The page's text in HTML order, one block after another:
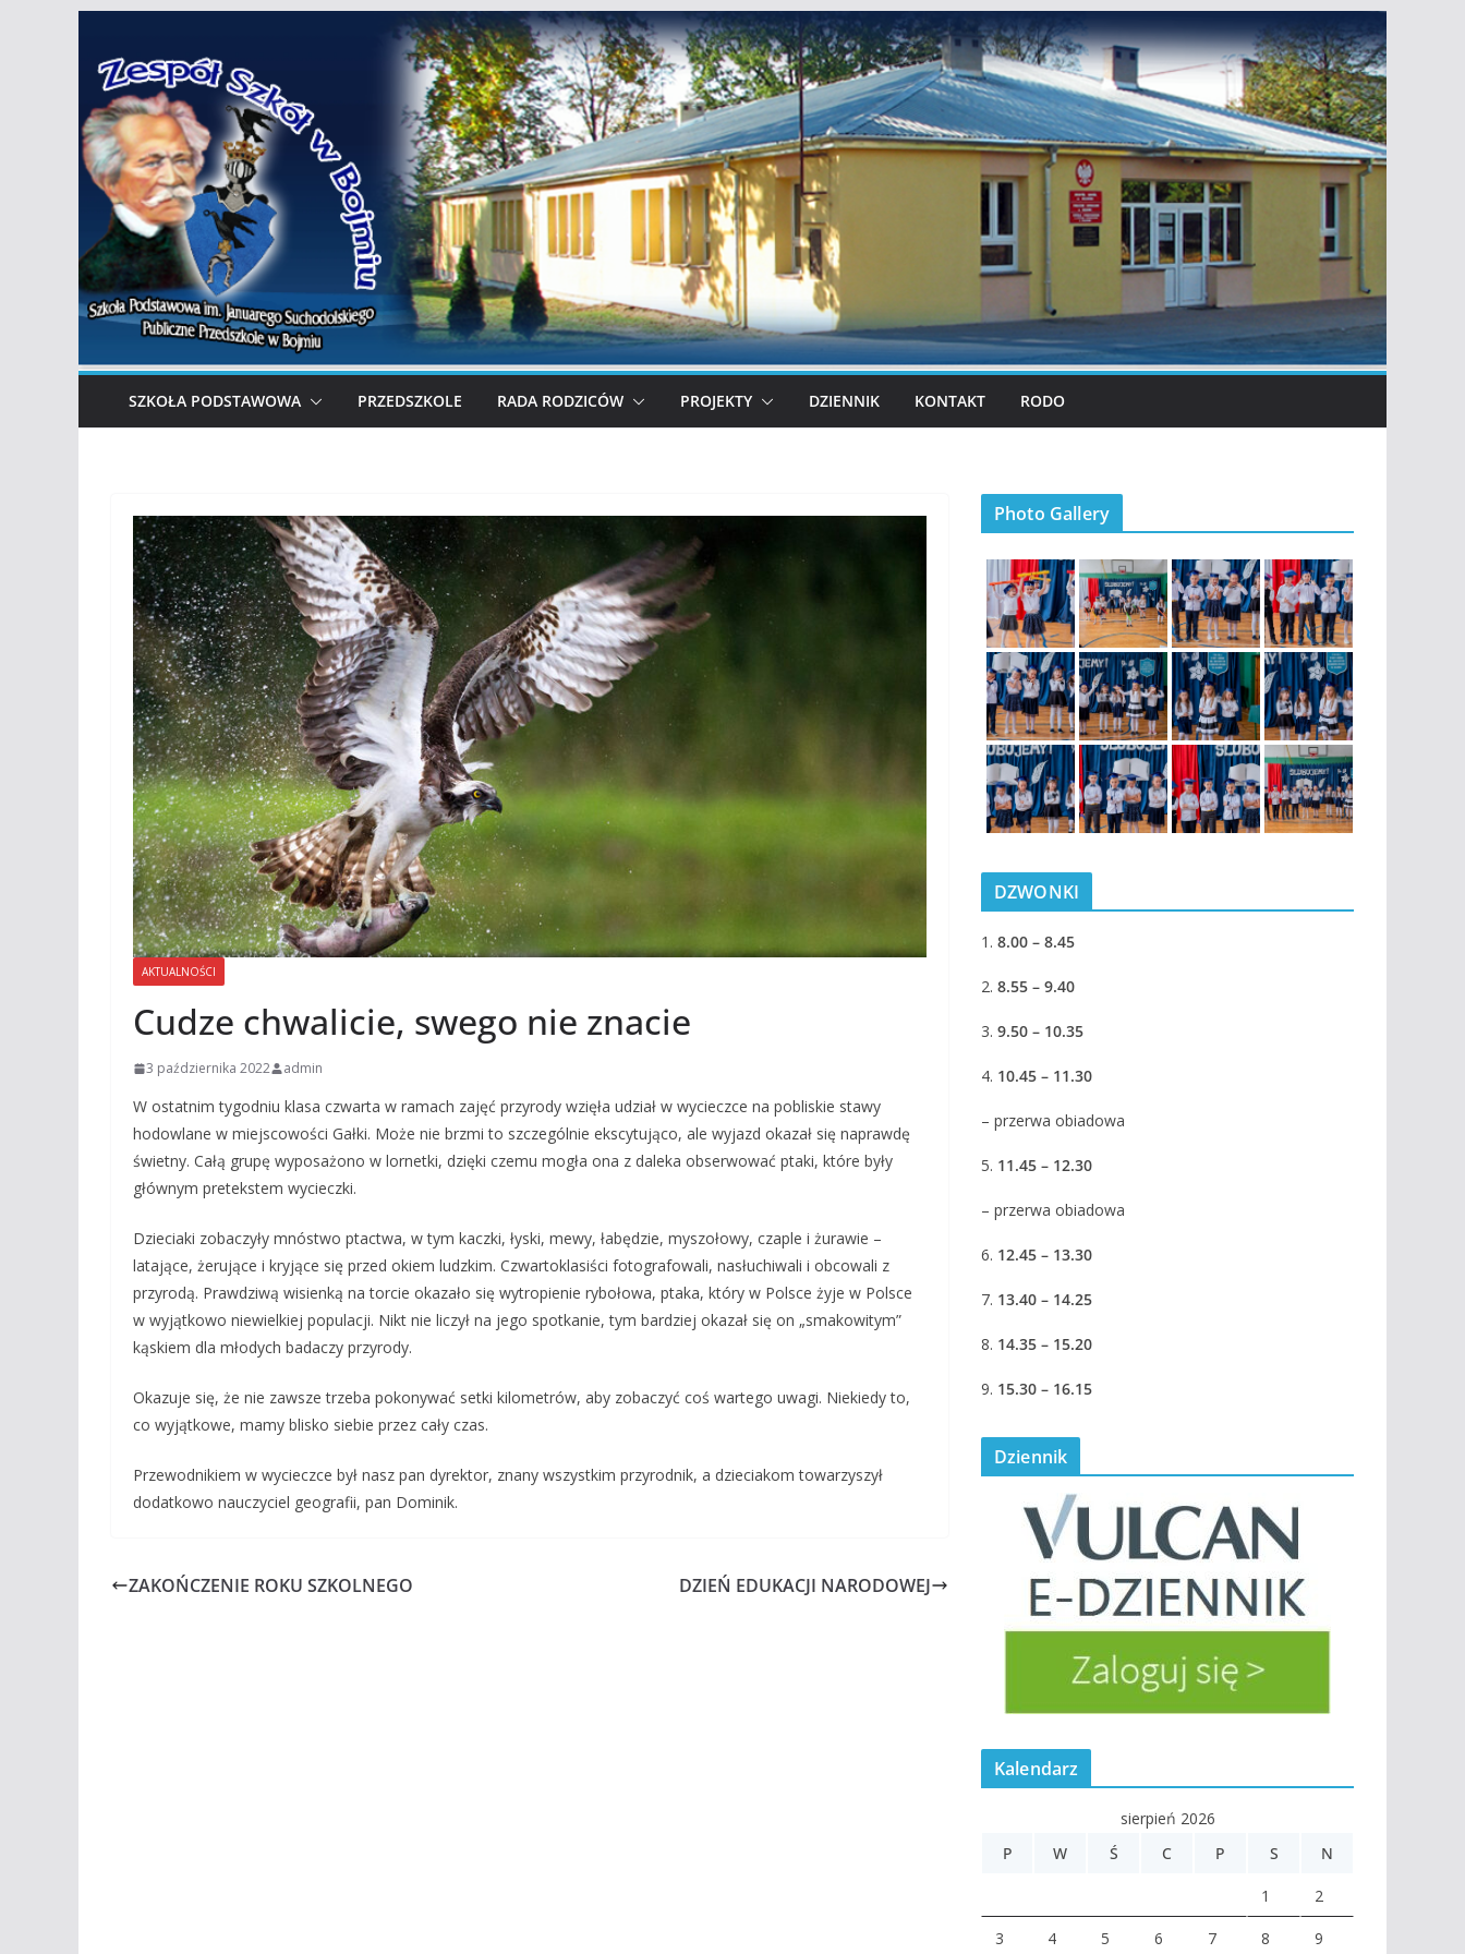
treści
SZKOŁA PODSTAWOWA PRZEDSZKOLE RADA RODZICÓW PROJEKTY DZIENNIK KONTAKT RODO
AKTUALNOŚCI
Cudze chwalicie, swego nie znacie
3 października 2022 admin
W ostatnim tygodniu klasa czwarta w ramach zajęć przyrody wzięła udział w wycieczce na pobliskie stawy
hodowlane w miejscowości Gałki. Może nie brzmi to szczególnie ekscytująco, ale wyjazd okazał się naprawdę
świetny. Całą grupę wyposażono w lornetki, dzięki czemu mogła ona z daleka obserwować ptaki, które były
głównym pretekstem wycieczki.
Dzieciaki zobaczyły mnóstwo ptactwa, w tym kaczki, łyski, mewy, łabędzie, myszołowy, czaple i żurawie –
latające, żerujące i kryjące się przed okiem ludzkim. Czwartoklasiści fotografowali, nasłuchiwali i obcowali z
przyrodą. Prawdziwą wisienką na torcie okazało się wytropienie rybołowa, ptaka, który w Polsce żyje w Polsce
w wyjątkowo niewielkiej populacji. Nikt nie liczył na jego spotkanie, tym bardziej okazał się on „smakowitym”
kąskiem dla młodych badaczy przyrody.
Okazuje się, że nie zawsze trzeba pokonywać setki kilometrów, aby zobaczyć coś wartego uwagi. Niekiedy to,
co wyjątkowe, mamy blisko siebie przez cały czas.
Przewodnikiem w wycieczce był nasz pan dyrektor, znany wszystkim przyrodnik, a dzieciakom towarzyszył
dodatkowo nauczyciel geografii, pan Dominik.
ZAKOŃCZENIE ROKU SZKOLNEGO DZIEŃ EDUKACJI NARODOWEJ
Photo Gallery
DZWONKI
1. 8.00 – 8.45
2. 8.55 – 9.40
3. 9.50 – 10.35
4. 10.45 – 11.30
– przerwa obiadowa
5. 11.45 – 12.30
– przerwa obiadowa
6. 12.45 – 13.30
7. 13.40 – 14.25
8. 14.35 – 15.20
9. 15.30 – 16.15
Dziennik
Kalendarz
sierpień 2026
P
W Ś C P S N
1 2
3 4 5 6 7 8 9